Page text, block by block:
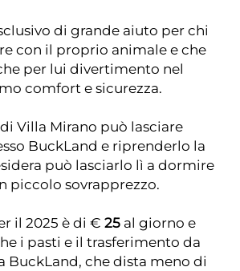
di grande aiuto per chi
con il proprio animale e che
per lui divertimento nel
comfort e sicurezza.
Villa Mirano può lasciare
BuckLand e riprenderlo la
può lasciarlo lì a dormire
piccolo sovrapprezzo.
il 2025 è di € 25 al giorno e
i pasti e il trasferimento da
BuckLand, che dista meno di